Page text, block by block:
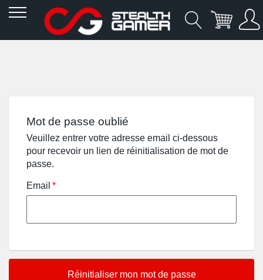
Mot de passe oublié
Veuillez entrer votre adresse email ci-dessous
pour recevoir un lien de réinitialisation de mot de
passe.
Email
Réinitialiser mon mot de passe